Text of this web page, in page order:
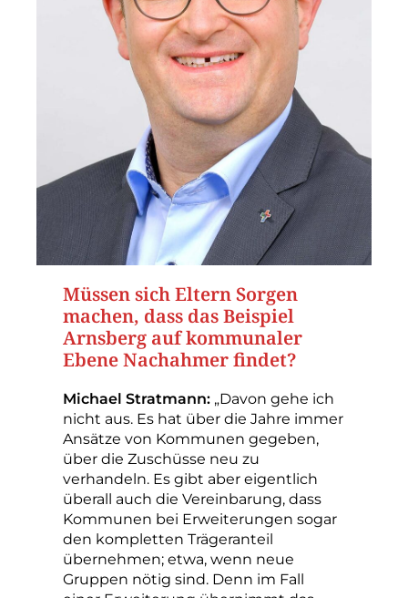
Müssen sich Eltern Sorgen
machen, dass das Beispiel
Arnsberg auf kommunaler
Ebene Nachahmer findet?
Michael Stratmann: „Davon gehe ich
nicht aus. Es hat über die Jahre immer
Ansätze von Kommunen gegeben,
über die Zuschüsse neu zu
verhandeln. Es gibt aber eigentlich
überall auch die Vereinbarung, dass
Kommunen bei Erweiterungen sogar
den kompletten Trägeranteil
übernehmen; etwa, wenn neue
Gruppen nötig sind. Denn im Fall